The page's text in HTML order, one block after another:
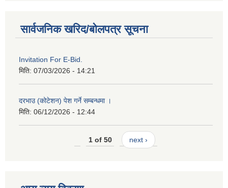
सार्वजनिक खरिद/बोलपत्र सूचना
Invitation For E-Bid.
मिति: 07/03/2026 - 14:21
दरभाउ (कोटेशन) पेश गर्ने सम्बन्धमा ।
मिति: 06/12/2026 - 12:44
1 of 50 next ›